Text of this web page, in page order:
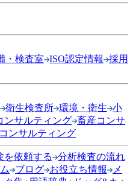
・検査室 ISO認定情報
採用
衛生検査所 環境・衛生 小
ンサルティング 畜産コンサ
ンサルティング
を依頼する
分析検査の流れ
ブログ お役立ち情報
メ